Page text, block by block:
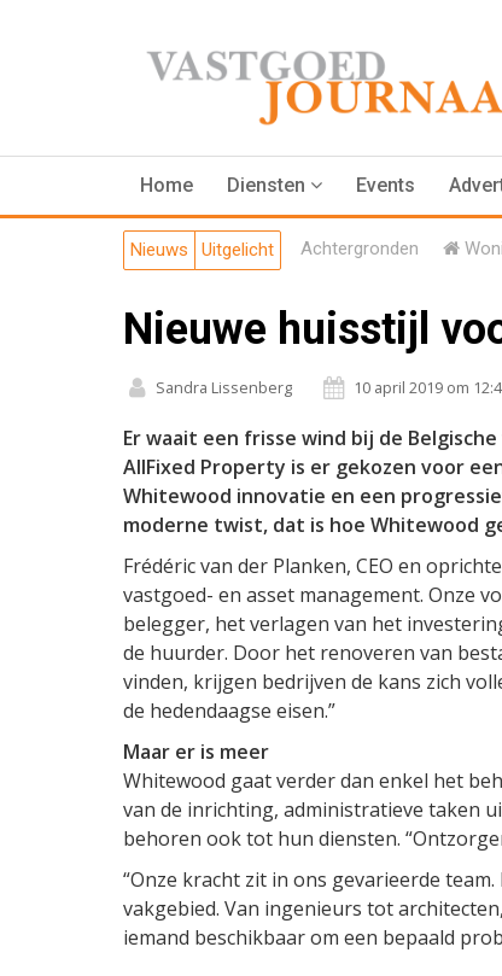
Home Diensten Events
Nieuws Uitgelicht Achtergronden
Nieuwe huisstijl
Sandra Lissenberg 10 april 2019 om
Er waait een frisse wind bij de
AllFixed Property is er gekozen voor
Whitewood innovatie en een
moderne twist, dat is hoe Whitewood
Frédéric van der Planken, CEO en
vastgoed- en asset management. Onze
belegger, het verlagen van het
de huurder. Door het renoveren van
vinden, krijgen bedrijven de kans zich
de hedendaagse eisen.”
Maar er is meer
Whitewood gaat verder dan enkel het
van de inrichting, administratieve taken
behoren ook tot hun diensten.
“Onze kracht zit in ons gevarieerde
vakgebied. Van ingenieurs tot
iemand beschikbaar om een bepaald